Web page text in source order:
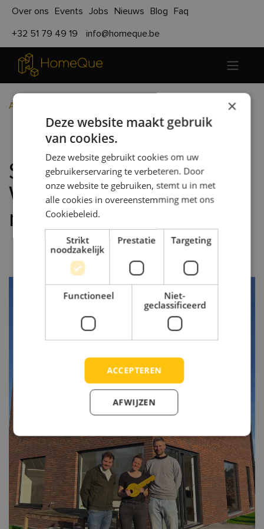
Over ons Events Jobs Nieuws Blog Faq
+32 51 79 49 19 info@homeque.be
Alle blogs
Sleuteloverhandiging Wetteren: klaar in 3 maanden!
Sleuteloverhandiging
Wetteren: klaar in 3
maanden!
×
Deze website maakt gebruik
van cookies.
Deze website gebruikt cookies om uw
gebruikerservaring te verbeteren. Door
onze website te gebruiken, stemt u in met
alle cookies in overeenstemming met ons
Cookiebeleid.
Strikt
noodzakelijk
Prestatie Targeting
Functioneel
Niet-
geclassificeerd
ACCEPTEREN
AFWIJZEN